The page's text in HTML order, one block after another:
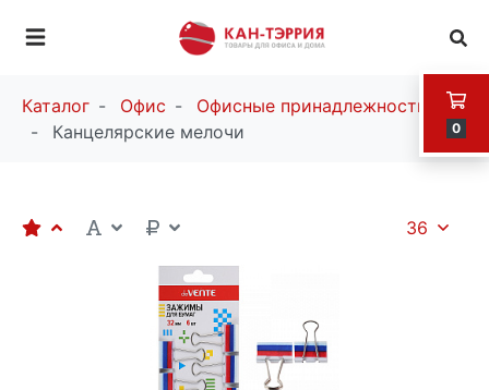
0
Каталог Офис
Офисные принадлежности
Канцелярские мелочи
36